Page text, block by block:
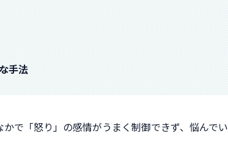
手法
で「怒り」の感情がうまく制御できず、悩んでい